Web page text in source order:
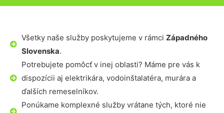
Všetky naše služby poskytujeme v rámci Západného
Slovenska.
Potrebujete pomôcť v inej oblasti? Máme pre vás k
dispozícii aj elektrikára, vodoinštalatéra, murára a
ďalších remeselníkov.
Ponúkame komplexné služby vrátane tých, ktoré nie